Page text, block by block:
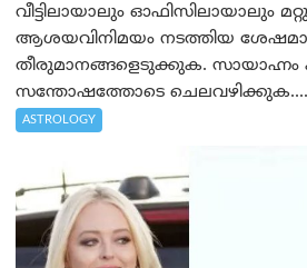
വീട്ടിലായാലും ഓഫിസിലായാലും
ആശയവിനിമയം നടത്തിയ
തീരുമാനങ്ങളെടുക്കുക.
സന്തോഷത്തോടെ ചെലവഴിക്കുക....
ASTROLOGY